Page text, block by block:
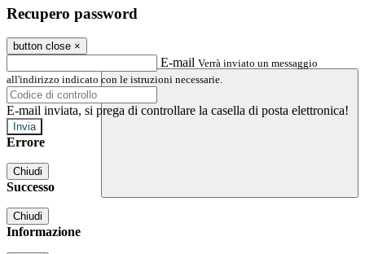
Recupero password
button close ×
E-mail Verrà inviato un messaggio
all'indirizzo indicato con le istruzioni necessarie.
E-mail inviata, si prega di controllare la casella di posta elettronica!
Errore
Chiudi
Successo
Chiudi
Informazione